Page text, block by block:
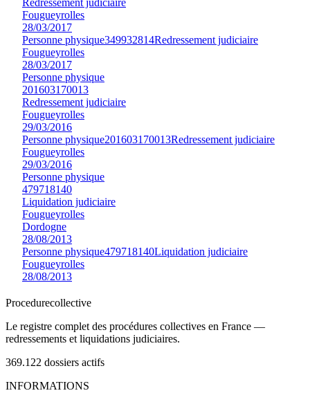
Fougueyrolles
28/03/2017
Personne physique349932814Redressement judiciaire
Fougueyrolles
28/03/2017
Personne physique
201603170013
Redressement judiciaire
Fougueyrolles
29/03/2016
Personne physique201603170013Redressement judiciaire
Fougueyrolles
29/03/2016
Personne physique
479718140
Liquidation judiciaire
Fougueyrolles
Dordogne
28/08/2013
Personne physique479718140Liquidation judiciaire
Fougueyrolles
28/08/2013
Procedurecollective
Le registre complet des procédures collectives en France —
redressements et liquidations judiciaires.
369.122 dossiers actifs
INFORMATIONS